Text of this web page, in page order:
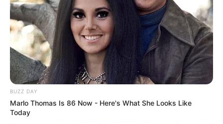
INDIA
അതുല്യ ഗായികയുടെ ജീവചരിത്രം;
‘സ്വരസ്വാമിനി ആശ’ ആരാധകരിലേക്ക്;
പ്രകാശന ചടങ്ങിൽ പങ്കെടുത്ത് സർസംഘചാലക്;
പാദപൂജ ചെയ്ത് സോനു നിഗം
BUZZ DAY
Marlo Thomas Is 86 Now - Here's What She Looks Like
Today